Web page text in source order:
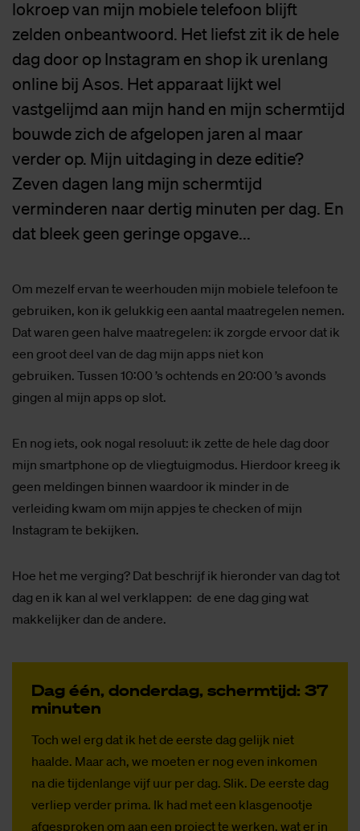
lokroep van mijn mobiele telefoon blijft
zelden onbeantwoord. Het liefst zit ik de hele
dag door op Instagram en shop ik urenlang
online bij Asos. Het apparaat lijkt wel
vastgelijmd aan mijn hand en mijn schermtijd
bouwde zich de afgelopen jaren al maar
verder op. Mijn uitdaging in deze editie?
Zeven dagen lang mijn schermtijd
verminderen naar dertig minuten per dag. En
dat bleek geen geringe opgave...
Om mezelf ervan te weerhouden mijn mobiele telefoon te
gebruiken, kon ik gelukkig een aantal maatregelen nemen.
Dat waren geen halve maatregelen: ik zorgde ervoor dat ik
een groot deel van de dag mijn apps niet kon
gebruiken. Tussen 10:00 ’s ochtends en 20:00 ’s avonds
gingen al mijn apps op slot.
En nog iets, ook nogal resoluut: ik zette de hele dag door
mijn smartphone op de vliegtuigmodus. Hierdoor kreeg ik
geen meldingen binnen waardoor ik minder in de
verleiding kwam om mijn appjes te checken of mijn
Instagram te bekijken.
Hoe het me verging? Dat beschrijf ik hieronder van dag tot
dag en ik kan al wel verklappen: de ene dag ging wat
makkelijker dan de andere.
Dag één, don­der­dag, scherm­tijd: 37
mi­nu­ten
Toch wel erg dat ik het de eerste dag gelijk niet
haalde. Maar ach, we moeten er nog even inkomen
na die tijdenlange vijf uur per dag. Slik. De eerste dag
verliep verder prima. Ik had met een klasgenootje
afgesproken om aan een project te werken, wat er in